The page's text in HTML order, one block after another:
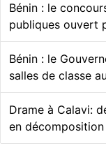
Bénin : le
publiques ouvert
Bénin : le
salles de classe
Drame à Calavi:
en décomposition